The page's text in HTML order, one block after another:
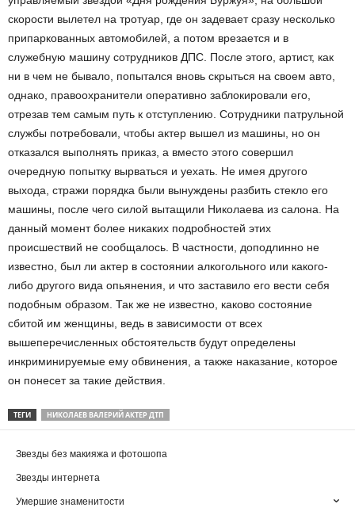
скорости вылетел на тротуар, где он задевает сразу несколько
припаркованных автомобилей, а потом врезается и в
служебную машину сотрудников ДПС. После этого, артист, как
ни в чем не бывало, попытался вновь скрыться на своем авто,
однако, правоохранители оперативно заблокировали его,
отрезав тем самым путь к отступлению. Сотрудники патрульной
службы потребовали, чтобы актер вышел из машины, но он
отказался выполнять приказ, а вместо этого совершил
очередную попытку вырваться и уехать. Не имея другого
выхода, стражи порядка были вынуждены разбить стекло его
машины, после чего силой вытащили Николаева из салона. На
данный момент более никаких подробностей этих
происшествий не сообщалось. В частности, доподлинно не
известно, был ли актер в состоянии алкогольного или какого-
либо другого вида опьянения, и что заставило его вести себя
подобным образом. Так же не известно, каково состояние
сбитой им женщины, ведь в зависимости от всех
вышеперечисленных обстоятельств будут определены
инкриминируемые ему обвинения, а также наказание, которое
он понесет за такие действия.
ТЕГИ НИКОЛАЕВ ВАЛЕРИЙ АКТЕР ДТП
Звезды без макияжа и фотошопа
Звезды интернета
Умершие знаменитости